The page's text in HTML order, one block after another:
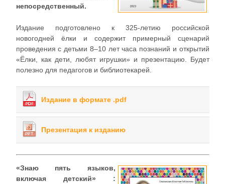
непосредственный.
Издание подготовлено к 325-летию российской
новогодней ёлки и содержит примерный сценарий
проведения с детьми 8–10 лет часа познаний и открытий
«Ёлки, как дети, любят игрушки» и презентацию. Будет
полезно для педагогов и библиотекарей.
Издание в формате .pdf
Презентация к изданию
«Знаю пять языков,
включая детский» :